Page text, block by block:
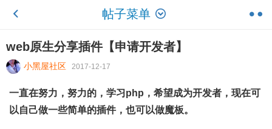
帖子菜单
web原生分享插件【申请开发者】
小黑屋社区 2017-12-17
一直在努力，努力的，学习php，希望成为开发者，现在可
以自己做一些简单的插件，也可以做魔板。